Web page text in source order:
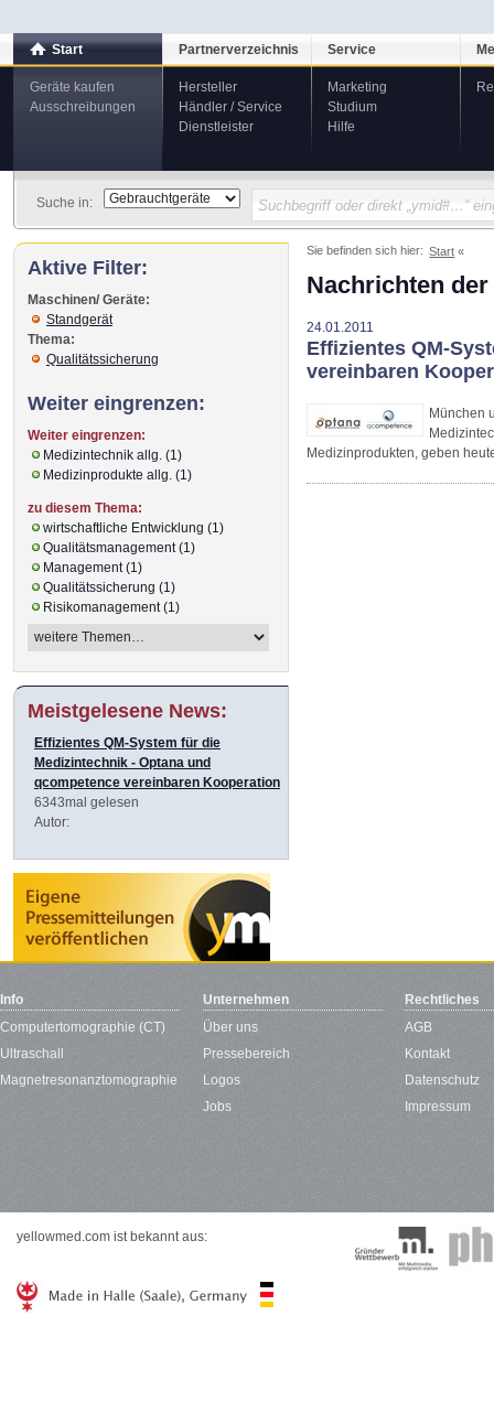
Start
Geräte kaufen
Ausschreibungen
Partnerverzeichnis
Hersteller
Händler / Service
Dienstleister
Service
Marketing
Studium
Hilfe
Suche in:
Sie befinden sich hier: Start
Nachrichten
24.01.2011
Effizientes QM-
vereinbaren
München
Medizinprodukten, geben
Aktive Filter:
Maschinen/ Geräte:
Standgerät
Thema:
Qualitätssicherung
Weiter eingrenzen:
Weiter eingrenzen:
Medizintechnik allg. (1)
Medizinprodukte allg. (1)
zu diesem Thema:
wirtschaftliche Entwicklung (1)
Qualitätsmanagement (1)
Management (1)
Qualitätssicherung (1)
Risikomanagement (1)
Meistgelesene News:
Effizientes QM-System für die
Medizintechnik - Optana und
qcompetence vereinbaren Kooperation
6343mal gelesen
Autor:
Info
Computertomographie (CT)
Ultraschall
Magnetresonanztomographie
Unternehmen
Über uns
Pressebereich
Logos
Jobs
Rechtliches
AGB
Kontakt
Datenschutz
Impressum
yellowmed.com ist bekannt aus: